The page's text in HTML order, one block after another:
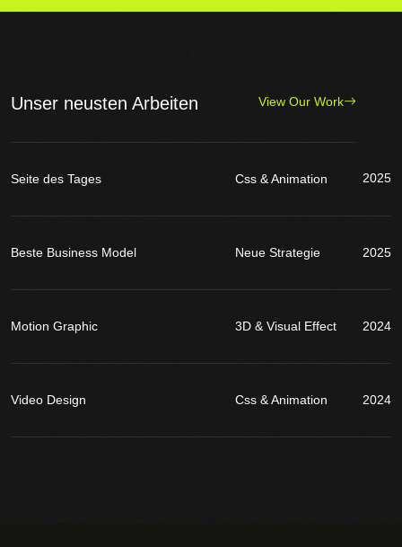
Unser neusten Arbeiten View Our Work
Seite des Tages Css & Animation 2025
Beste Business Model Neue Strategie 2025
Motion Graphic 3D & Visual Effect 2024
Video Design Css & Animation 2024